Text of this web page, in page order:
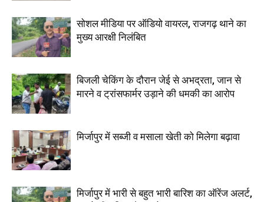
सोशल मीडिया पर ऑडियो वायरल, राजगढ़ थाने का
मुख्य आरक्षी निलंबित
बिजली चेकिंग के दौरान जेई से अभद्रता, जान से
मारने व ट्रांसफार्मर उड़ाने की धमकी का आरोप
मिर्जापुर में सब्जी व मसाला खेती को मिलेगा बढ़ावा
मिर्जापुर में भारी से बहुत भारी बारिश का ऑरेंज अलर्ट,